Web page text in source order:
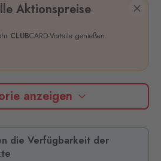
Aktionspreise
CLUBCARD-Vorteile genießen.
anzeigen
die Verfügbarkeit der